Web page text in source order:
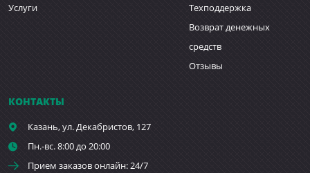
Услуги
Техподдержка
Возврат денежных
средств
Отзывы
КОНТАКТЫ
Казань,ул. Декабристов, 127
Пн.-вс. 8:00 до 20:00
Прием заказов онлайн: 24/7